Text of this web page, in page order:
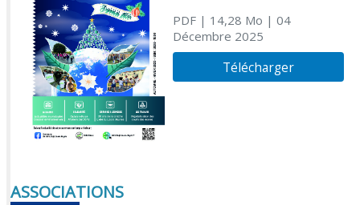
PDF| 14,28 Mo | 04
Décembre 2025
Télécharger
ASSOCIATIONS